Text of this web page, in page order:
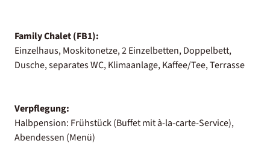
Family Chalet (FB1):
Einzelhaus, Moskitonetze, 2 Einzelbetten, Doppelbett,
Dusche, separates WC, Klimaanlage, Kaffee/Tee, Terrasse
Verpflegung:
Halbpension: Frühstück (Buffet mit à-la-carte-Service),
Abendessen (Menü)